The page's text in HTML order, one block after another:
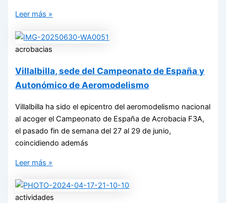
Leer más »
acrobacias
Villalbilla, sede del Campeonato de España y
Autonómico de Aeromodelismo
Villalbilla ha sido el epicentro del aeromodelismo nacional
al acoger el Campeonato de España de Acrobacia F3A,
el pasado fin de semana del 27 al 29 de junio,
coincidiendo además
Leer más »
actividades